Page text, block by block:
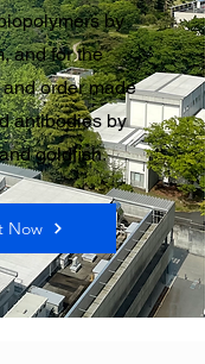
by
and for the
order made
antibodies by
goldfish.
Now